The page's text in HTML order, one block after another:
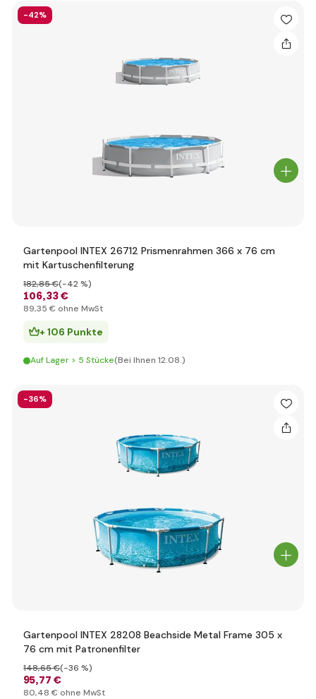
-42%
Gartenpool INTEX 26712 Prismenrahmen 366 x 76 cm
mit Kartuschenfilterung
106,33 €
182,85 €(-42 %)
89,35 € ohne MwSt
+ 106 Punkte
Auf Lager > 5 Stücke(Bei Ihnen 12.08.)
-36%
Gartenpool INTEX 28208 Beachside Metal Frame 305 x
76 cm mit Patronenfilter
95,77 €
148,65 €(-36 %)
80,48 € ohne MwSt